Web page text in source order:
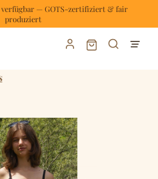
verfügbar — GOTS-zertifiziert & fair
produziert
Warenkorb